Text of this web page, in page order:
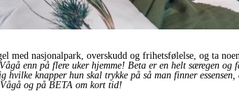
med nasjonalpark, overskudd og frihetsfølelse, og ta
enn på flere uker hjemme! Beta er en helt særegen
hvilke knapper hun skal trykke på så man finner
og på BETA om kort tid!